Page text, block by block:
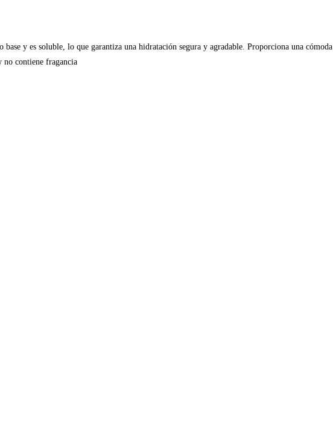
y es soluble, lo que garantiza una hidratación segura y agradable. Proporciona una cómoda
no contiene fragancia